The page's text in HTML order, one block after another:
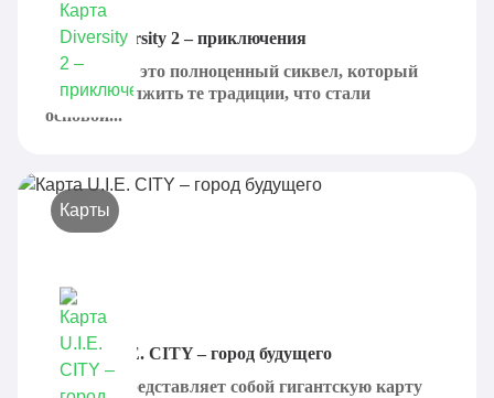
Карта Diversity 2 – приключения
Diversity 2 - это полноценный сиквел, который
смог продолжить те традиции, что стали
основой...
Карты
Карта U.I.E. CITY – город будущего
UIE City представляет собой гигантскую карту